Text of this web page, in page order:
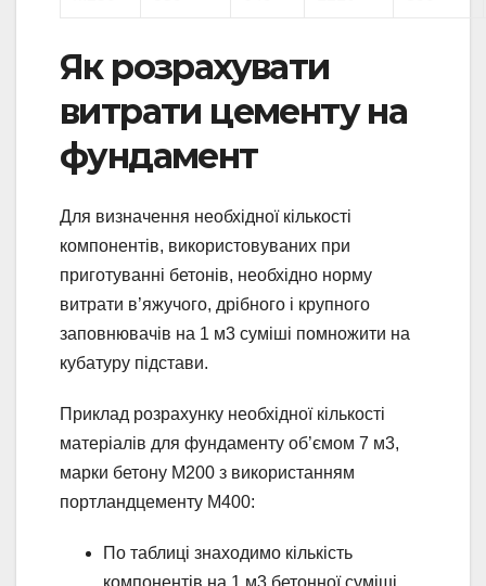
Як розрахувати
витрати цементу на
фундамент
Для визначення необхідної кількості
компонентів, використовуваних при
приготуванні бетонів, необхідно норму
витрати в’яжучого, дрібного і крупного
заповнювачів на 1 м3 суміші помножити на
кубатуру підстави.
Приклад розрахунку необхідної кількості
матеріалів для фундаменту об’ємом 7 м3,
марки бетону М200 з використанням
портландцементу М400:
По таблиці знаходимо кількість
компонентів на 1 м3 бетонної суміші.